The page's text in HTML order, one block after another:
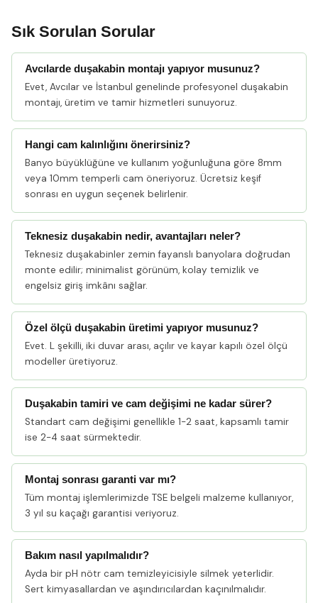
Sık Sorulan Sorular
Avcılarde duşakabin montajı yapıyor musunuz?
Evet, Avcılar ve İstanbul genelinde profesyonel duşakabin
montajı, üretim ve tamir hizmetleri sunuyoruz.
Hangi cam kalınlığını önerirsiniz?
Banyo büyüklüğüne ve kullanım yoğunluğuna göre 8mm
veya 10mm temperli cam öneriyoruz. Ücretsiz keşif
sonrası en uygun seçenek belirlenir.
Teknesiz duşakabin nedir, avantajları neler?
Teknesiz duşakabinler zemin fayanslı banyolara doğrudan
monte edilir; minimalist görünüm, kolay temizlik ve
engelsiz giriş imkânı sağlar.
Özel ölçü duşakabin üretimi yapıyor musunuz?
Evet. L şekilli, iki duvar arası, açılır ve kayar kapılı özel ölçü
modeller üretiyoruz.
Duşakabin tamiri ve cam değişimi ne kadar sürer?
Standart cam değişimi genellikle 1-2 saat, kapsamlı tamir
ise 2-4 saat sürmektedir.
Montaj sonrası garanti var mı?
Tüm montaj işlemlerimizde TSE belgeli malzeme kullanıyor,
3 yıl su kaçağı garantisi veriyoruz.
Bakım nasıl yapılmalıdır?
Ayda bir pH nötr cam temizleyicisiyle silmek yeterlidir.
Sert kimyasallardan ve aşındırıcılardan kaçınılmalıdır.